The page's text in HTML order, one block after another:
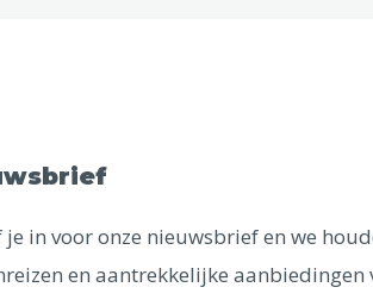
je in voor onze nieuwsbrief en we
en aantrekkelijke aanbiedingen